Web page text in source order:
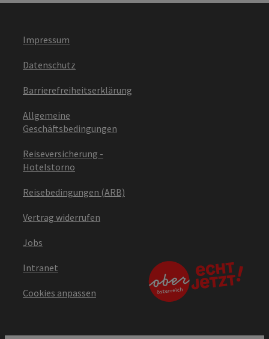
Impressum
Datenschutz
Barrierefreiheitserklärung
Allgemeine
Geschäftsbedingungen
Reiseversicherung -
Hotelstorno
Reisebedingungen (ARB)
Vertrag widerrufen
Jobs
Intranet
Cookies anpassen